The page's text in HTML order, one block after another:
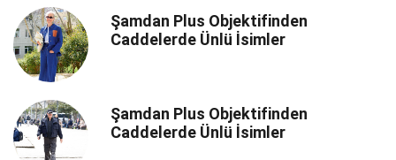
Şamdan Plus Objektifinden
Caddelerde Ünlü İsimler
Şamdan Plus Objektifinden
Caddelerde Ünlü İsimler